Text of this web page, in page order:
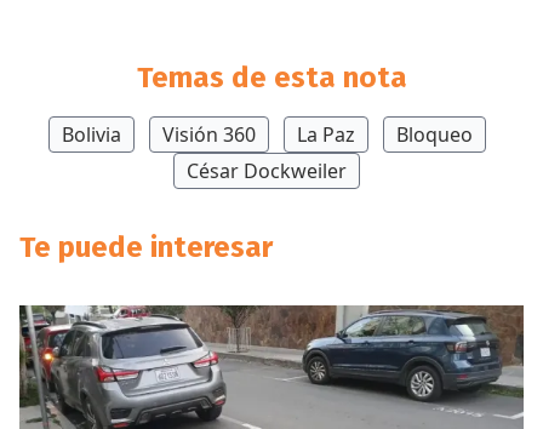
Temas de esta nota
Bolivia Visión 360 La Paz
Bloqueo
César Dockweiler
Te puede interesar